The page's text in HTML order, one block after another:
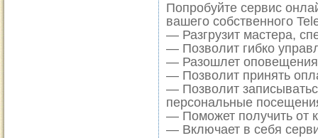
Попробуйте сервис
вашего собственного
— Разгрузит мастера,
— Позволит гибко
— Разошлет оповещения
— Позволит принять
— Позволит
персональные
— Поможет получить от
— Включает в себя